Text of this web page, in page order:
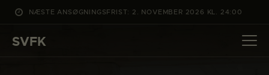
NÆSTE ANSØGNINGSFRIST: 2. NOVEMBER 2026 KL. 24:00
SVFK